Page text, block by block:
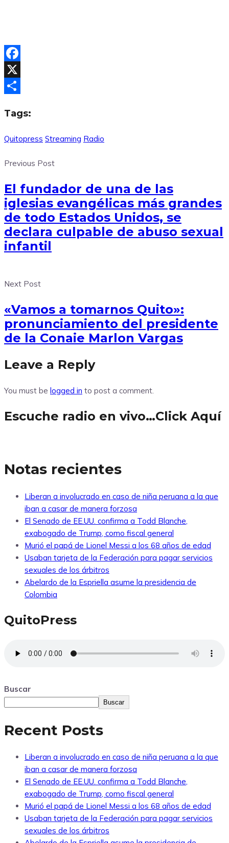
Facebook
X
Tags:
Quitopress Streaming Radio
Previous Post
El fundador de una de las
iglesias evangélicas más grandes
de todo Estados Unidos, se
declara culpable de abuso sexual
infantil
Next Post
«Vamos a tomarnos Quito»:
pronunciamiento del presidente
de la Conaie Marlon Vargas
Leave a Reply
You must be logged in to post a comment.
Escuche radio en vivo…Click Aquí
Notas recientes
Liberan a involucrado en caso de niña peruana a la que
iban a casar de manera forzosa
El Senado de EE.UU. confirma a Todd Blanche,
exabogado de Trump, como fiscal general
Murió el papá de Lionel Messi a los 68 años de edad
Usaban tarjeta de la Federación para pagar servicios
sexuales de los árbitros
Abelardo de la Espriella asume la presidencia de
Colombia
QuitoPress
Buscar
Buscar
Recent Posts
Liberan a involucrado en caso de niña peruana a la que
iban a casar de manera forzosa
El Senado de EE.UU. confirma a Todd Blanche,
exabogado de Trump, como fiscal general
Murió el papá de Lionel Messi a los 68 años de edad
Usaban tarjeta de la Federación para pagar servicios
sexuales de los árbitros